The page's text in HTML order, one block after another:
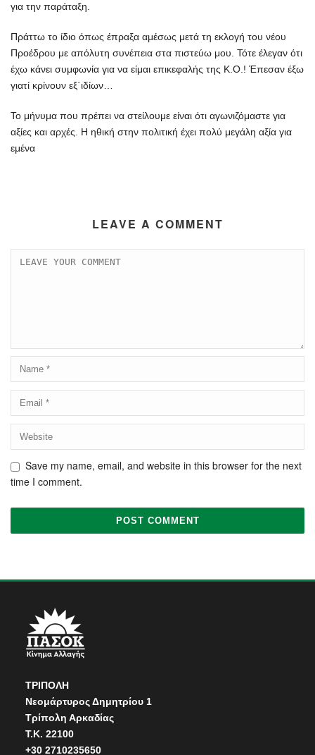
για την παράταξη.
Πράττω το ίδιο όπως έπραξα αμέσως μετά τη εκλογή του νέου
Προέδρου με απόλυτη συνέπεια στα πιστεύω μου. Τότε έλεγαν ότι
έχω κάνει συμφωνία για να είμαι επικεφαλής της Κ.Ο.! Έπεσαν έξω
γιατί κρίνουν εξ΄ιδίων…
Το μήνυμα που πρέπει να στείλουμε είναι ότι αγωνιζόμαστε για
αξίες και αρχές. Η ηθική στην πολιτική έχει πολύ μεγάλη αξία για
εμένα
LEAVE A COMMENT
Save my name, email, and website in this browser for the next
time I comment.
ΤΡΙΠΟΛΗ
Νεομάρτυρος Δημητρίου 1
Τρίπολη Αρκαδίας
Τ.Κ. 22100
+30 2710235650